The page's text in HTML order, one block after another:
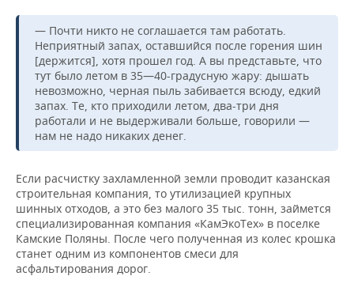
— Почти никто не соглашается там работать.
Неприятный запах, оставшийся после горения шин
[держится], хотя прошел год. А вы представьте, что
тут было летом в 35—40-градусную жару: дышать
невозможно, черная пыль забивается всюду, едкий
запах. Те, кто приходили летом, два-три дня
работали и не выдерживали больше, говорили —
нам не надо никаких денег.
Если расчистку захламленной земли проводит казанская
строительная компания, то утилизацией крупных
шинных отходов, а это без малого 35 тыс. тонн, займется
специализированная компания «КамЭкоТех» в поселке
Камские Поляны. После чего полученная из колес крошка
станет одним из компонентов смеси для
асфальтирования дорог.